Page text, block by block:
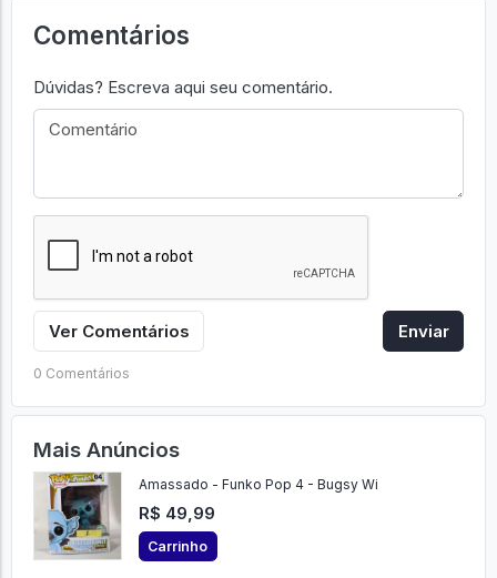
Comentários
Dúvidas? Escreva aqui seu comentário.
Ver Comentários Enviar
0 Comentários
Mais Anúncios
Amassado - Funko Pop 4 - Bugsy Wi
R$ 49,99
Carrinho